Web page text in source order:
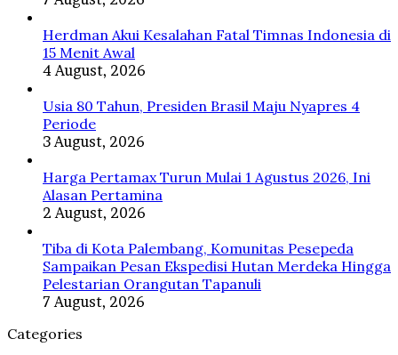
Herdman Akui Kesalahan Fatal Timnas Indonesia di
15 Menit Awal
4 August, 2026
Usia 80 Tahun, Presiden Brasil Maju Nyapres 4
Periode
3 August, 2026
Harga Pertamax Turun Mulai 1 Agustus 2026, Ini
Alasan Pertamina
2 August, 2026
Tiba di Kota Palembang, Komunitas Pesepeda
Sampaikan Pesan Ekspedisi Hutan Merdeka Hingga
Pelestarian Orangutan Tapanuli
7 August, 2026
Categories